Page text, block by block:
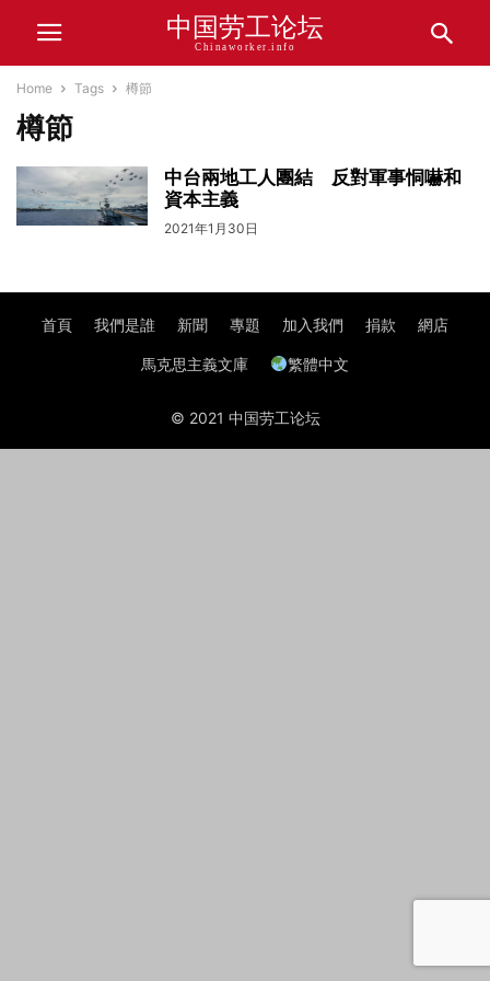
中国劳工论坛
Chinaworker.info
Home Tags 樽節
樽節
中台兩地工人團結 反對軍事恫嚇和
資本主義
2021年1月30日
首頁 我們是誰 新聞 專題 加入我們 捐款 網店
馬克思主義文庫 繁體中文
© 2021 中国劳工论坛